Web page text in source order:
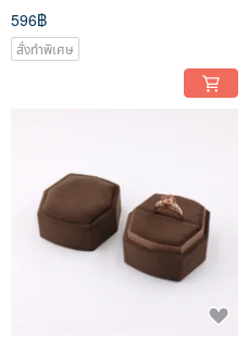
596฿
สั่งทำพิเศษ